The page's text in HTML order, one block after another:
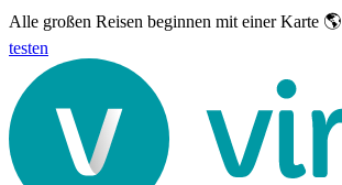
Alle großen Reisen beginnen mit einer Karte 🌎
testen